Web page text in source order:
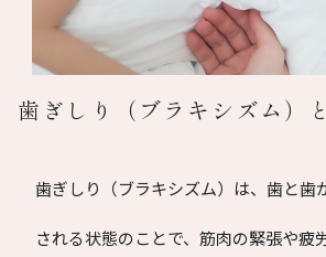
歯ぎしり（ブラキシズム）
歯ぎしり（ブラキシズム）は、歯と歯
される状態のことで、筋肉の緊張や疲